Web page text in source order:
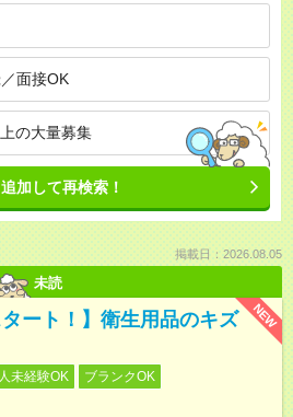
面接OK
の大量募集
追加して再検索！
掲載日：2026.08.05
未読
NEW
タート！】衛生用品のキズ
未経験OK
ブランクOK